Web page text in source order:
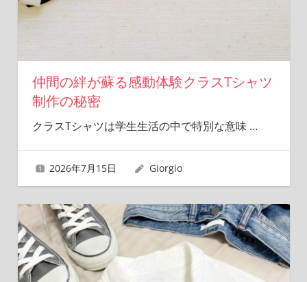
仲間の絆が蘇る感動体験クラスTシャツ
制作の秘密
クラスTシャツは学生生活の中で特別な意味 …
2026年7月15日 Giorgio